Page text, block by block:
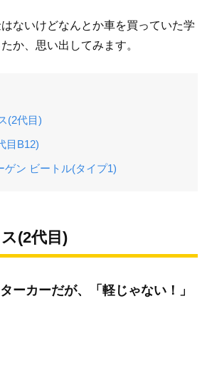
ないけどなんとか車を買っていた学
か、思い出してみます。
(2代目)
目B12)
ゲン ビートル(タイプ1)
(2代目)
ーカーだが、「軽じゃない！」